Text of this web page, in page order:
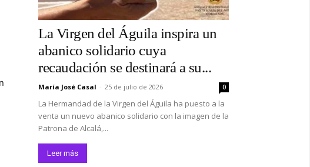
La Virgen del Águila inspira un
abanico solidario cuya
recaudación se destinará a su...
María José Casal - 25 de julio de 2026 0
La Hermandad de la Virgen del Águila ha puesto a la
venta un nuevo abanico solidario con la imagen de la
Patrona de Alcalá,...
Leer más